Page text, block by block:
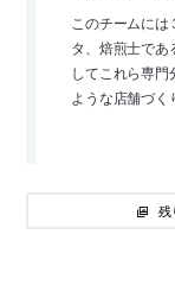
このチームに
タ、焙煎士であ
してこれら専門
ような店舗づく
残